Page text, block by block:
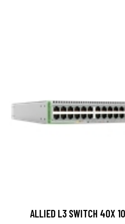
ALLIED L3 SWITCH 40X